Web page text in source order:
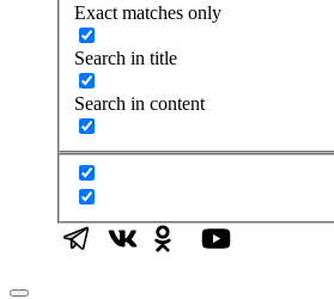
Exact matches only
Search in title
Search in content